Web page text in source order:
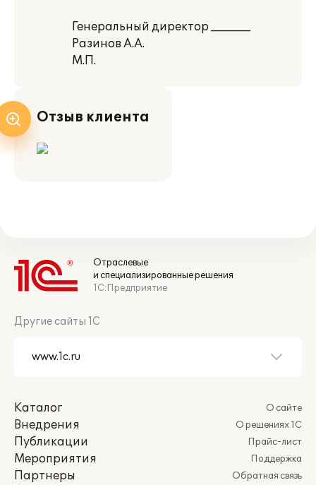
Генеральный директор _______
Разинов А.А.
М.П.
Отзыв клиента
Отраслевые
и специализированные решения
1С:Предприятие
Другие сайты 1С
Каталог
Внедрения
Публикации
Мероприятия
Партнеры
О сайте
О решениях 1С
Прайс-лист
Поддержка
Обратная связь